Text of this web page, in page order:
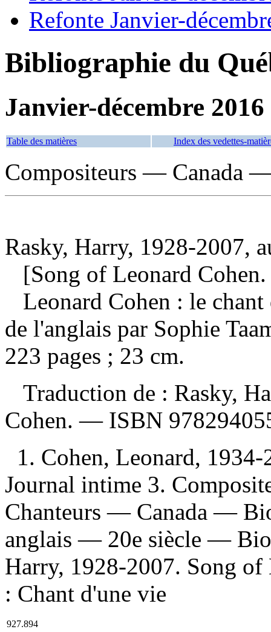
Refonte Janvier-
Bibliographie du
Janvier-décembre 2016
Table des matières Index des vedettes-
Compositeurs — Canada
Rasky, Harry, 1928-2007,
[Song of Leonard Cohen.
Leonard Cohen : le
de l'anglais par Sophie
223 pages ; 23 cm.
Traduction de : Rasky,
Cohen. — ISBN
1. Cohen, Leonard,
Journal intime 3.
Chanteurs — Canada —
anglais — 20e siècle —
Harry, 1928-2007. Song
: Chant d'une vie
927.894